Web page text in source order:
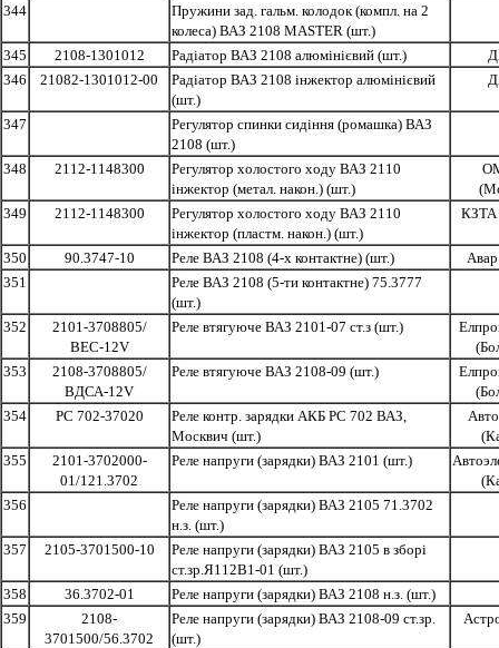
344
Пружини зад. гальм. колодок (компл. на 2
колеса) ВАЗ 2108 MASTER (шт.)
345
2108-1301012 Радіатор ВАЗ 2108 алюмінієвий (шт.)
346
21082-1301012-00
Радіатор ВАЗ 2108 інжектор алюмінієвий
(шт.)
347
Регулятор спинки сидіння (ромашка) ВАЗ
2108 (шт.)
348
2112-1148300
Регулятор холостого ходу ВАЗ 2110
інжектор (метал. након.) (шт.)
349
2112-1148300
Регулятор холостого ходу ВАЗ 2110
інжектор (пластм. након.) (шт.)
КЗТА
350 90.3747-10 Реле ВАЗ 2108 (4-х контактне) (шт.)
351
Реле ВАЗ 2108 (5-ти контактне) 75.3777
(шт.)
352
2101-3708805/
ВЕС-12V
Реле втягуюче ВАЗ 2101-07 ст.з (шт.)
353
2108-3708805/
ВДСА-12V
Реле втягуюче ВАЗ 2108-09 (шт.)
354
РС 702-37020
Реле контр. зарядки АКБ РС 702 ВАЗ,
Москвич (шт.)
355
2101-3702000-
01/121.3702
Реле напруги (зарядки) ВАЗ 2101 (шт.)
356
Реле напруги (зарядки) ВАЗ 2105 71.3702
н.з. (шт.)
357
2105-3701500-10
Реле напруги (зарядки) ВАЗ 2105 в зборі
ст.зр.Я112В1-01 (шт.)
358
36.3702-01
Реле напруги (зарядки) ВАЗ 2108 н.з. (шт.)
359
2108-
3701500/56.3702
Реле напруги (зарядки) ВАЗ 2108-09 ст.зр.
(шт.)